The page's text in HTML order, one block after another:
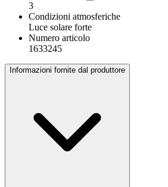
3
Condizioni atmosferiche
Luce solare forte
Numero articolo
1633245
Informazioni fornite dal produttore